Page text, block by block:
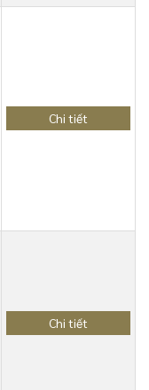
Chi tiết
Chi tiết